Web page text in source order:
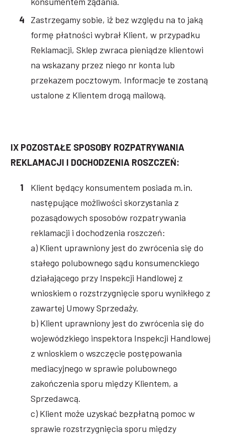
Zastrzegamy sobie, iż bez względu na to jaką
formę płatności wybrał Klient, w przypadku
Reklamacji, Sklep zwraca pieniądze klientowi
na wskazany przez niego nr konta lub
przekazem pocztowym. Informacje te zostaną
ustalone z Klientem drogą mailową.
IX POZOSTAŁE SPOSOBY ROZPATRYWANIA
REKLAMACJI I DOCHODZENIA ROSZCZEŃ:
Klient będący konsumentem posiada m.in.
następujące możliwości skorzystania z
pozasądowych sposobów rozpatrywania
reklamacji i dochodzenia roszczeń:
a) Klient uprawniony jest do zwrócenia się do
stałego polubownego sądu konsumenckiego
działającego przy Inspekcji Handlowej z
wnioskiem o rozstrzygnięcie sporu wynikłego z
zawartej Umowy Sprzedaży.
b) Klient uprawniony jest do zwrócenia się do
wojewódzkiego inspektora Inspekcji Handlowej
z wnioskiem o wszczęcie postępowania
mediacyjnego w sprawie polubownego
zakończenia sporu między Klientem, a
Sprzedawcą.
c) Klient może uzyskać bezpłatną pomoc w
sprawie rozstrzygnięcia sporu między